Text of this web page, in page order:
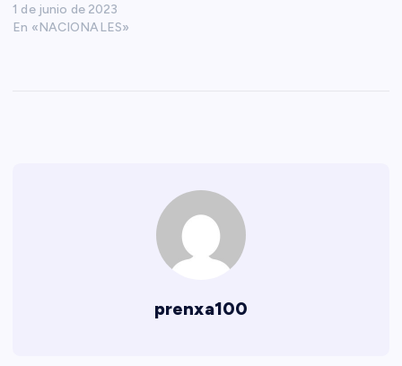
1 de junio de 2023
En «NACIONALES»
prenxa100